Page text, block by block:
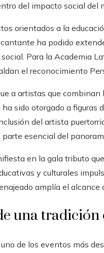
del impacto social del
orientados a la
ha podido
Para la Academia
el reconocimiento
a artistas que
sido otorgado a figuras
del artista
esencial del
en la gala tributo
y culturales
amplía el alcance
una tradición
de los eventos más